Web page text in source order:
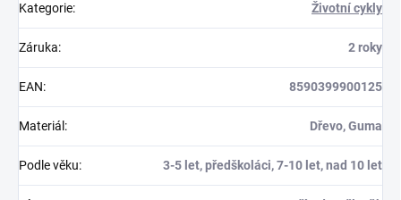
Kategorie: Životní cykly
Záruka: 2 roky
EAN: 8590399900125
Materiál : Dřevo, Guma
Podle věku: 3-5 let, předškoláci, 7-10 let, nad 10 let